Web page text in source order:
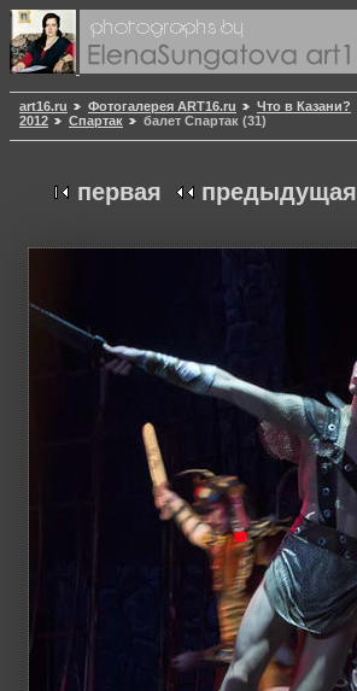
art16.ru Фотогалерея ART16.ru Что в Казани?
2012
Спартак балет Спартак (31)
первая предыдущая